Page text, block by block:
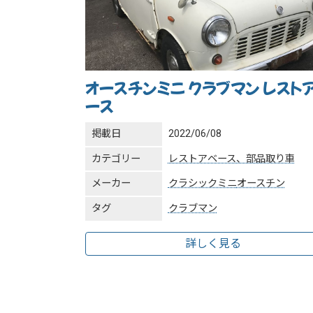
オースチンミニ クラブマン レスト
ース
掲載日 2022/06/08
カテゴリー レストアベース、部品取り車
メーカー クラシックミニオースチン
タグ クラブマン
詳しく見る